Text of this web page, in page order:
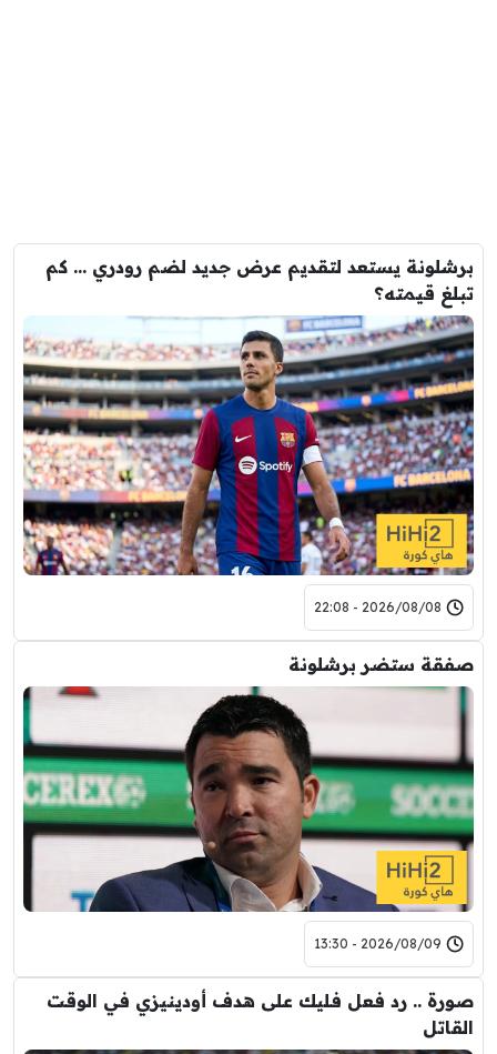
برشلونة يستعد لتقديم عرض جديد لضم رودري … كم
تبلغ قيمته؟
2026/08/08 - 22:08
صفقة ستضر برشلونة
2026/08/09 - 13:30
صورة .. رد فعل فليك على هدف أودينيزي في الوقت
القاتل